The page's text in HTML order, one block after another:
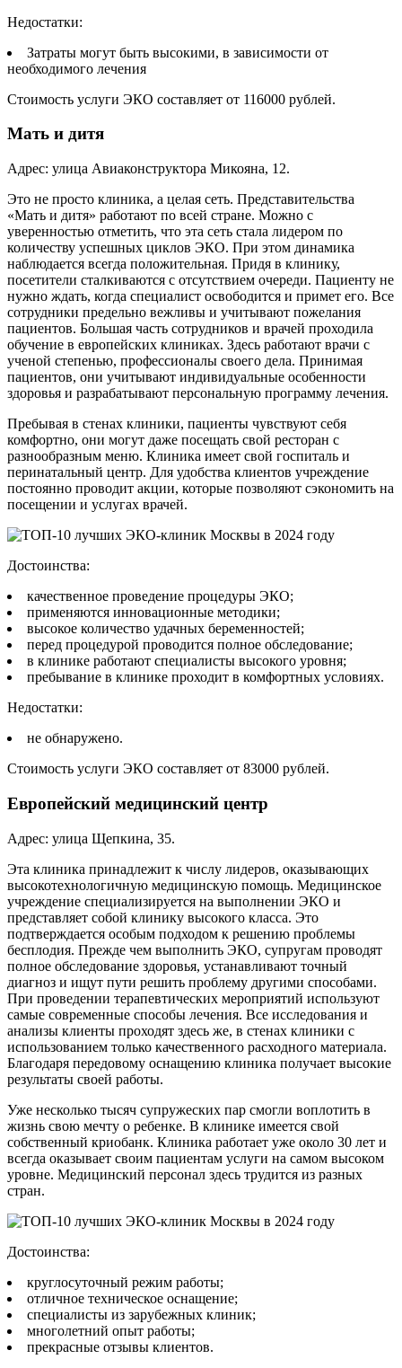
Недостатки:
Затраты могут быть высокими, в зависимости от
необходимого лечения
Стоимость услуги ЭКО составляет от 116000 рублей.
Мать и дитя
Адрес: улица Авиаконструктора Микояна, 12.
Это не просто клиника, а целая сеть. Представительства
«Мать и дитя» работают по всей стране. Можно с
уверенностью отметить, что эта сеть стала лидером по
количеству успешных циклов ЭКО. При этом динамика
наблюдается всегда положительная. Придя в клинику,
посетители сталкиваются с отсутствием очереди. Пациенту не
нужно ждать, когда специалист освободится и примет его. Все
сотрудники предельно вежливы и учитывают пожелания
пациентов. Большая часть сотрудников и врачей проходила
обучение в европейских клиниках. Здесь работают врачи с
ученой степенью, профессионалы своего дела. Принимая
пациентов, они учитывают индивидуальные особенности
здоровья и разрабатывают персональную программу лечения.
Пребывая в стенах клиники, пациенты чувствуют себя
комфортно, они могут даже посещать свой ресторан с
разнообразным меню. Клиника имеет свой госпиталь и
перинатальный центр. Для удобства клиентов учреждение
постоянно проводит акции, которые позволяют сэкономить на
посещении и услугах врачей.
Достоинства:
качественное проведение процедуры ЭКО;
применяются инновационные методики;
высокое количество удачных беременностей;
перед процедурой проводится полное обследование;
в клинике работают специалисты высокого уровня;
пребывание в клинике проходит в комфортных условиях.
Недостатки:
не обнаружено.
Стоимость услуги ЭКО составляет от 83000 рублей.
Европейский медицинский центр
Адрес: улица Щепкина, 35.
Эта клиника принадлежит к числу лидеров, оказывающих
высокотехнологичную медицинскую помощь. Медицинское
учреждение специализируется на выполнении ЭКО и
представляет собой клинику высокого класса. Это
подтверждается особым подходом к решению проблемы
бесплодия. Прежде чем выполнить ЭКО, супругам проводят
полное обследование здоровья, устанавливают точный
диагноз и ищут пути решить проблему другими способами.
При проведении терапевтических мероприятий используют
самые современные способы лечения. Все исследования и
анализы клиенты проходят здесь же, в стенах клиники с
использованием только качественного расходного материала.
Благодаря передовому оснащению клиника получает высокие
результаты своей работы.
Уже несколько тысяч супружеских пар смогли воплотить в
жизнь свою мечту о ребенке. В клинике имеется свой
собственный криобанк. Клиника работает уже около 30 лет и
всегда оказывает своим пациентам услуги на самом высоком
уровне. Медицинский персонал здесь трудится из разных
стран.
Достоинства:
круглосуточный режим работы;
отличное техническое оснащение;
специалисты из зарубежных клиник;
многолетний опыт работы;
прекрасные отзывы клиентов.